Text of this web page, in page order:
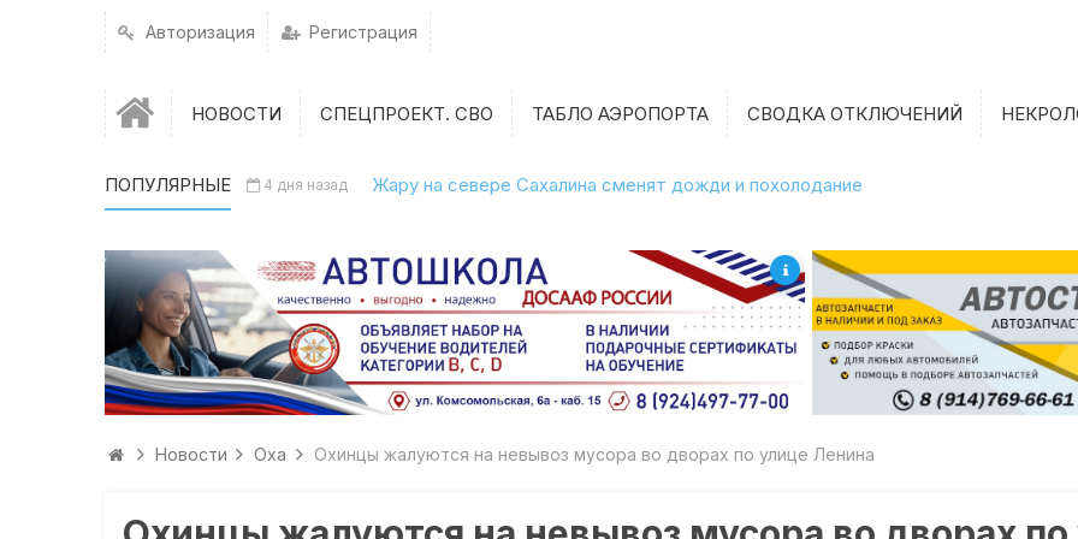
Авторизация Регистрация
НОВОСТИ СПЕЦПРОЕКТ. СВО ТАБЛО АЭРОПОРТА СВОДКА ОТКЛЮЧЕНИЙ
ПОПУЛЯРНЫЕ 4 дня назад Жару на севере Сахалина сменят дожди и похолодание
Новости Оха Охинцы жалуются на невывоз мусора во дворах по улице Ленина